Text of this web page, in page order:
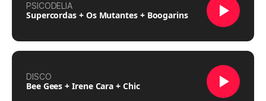
PSICODELIA
Supercordas + Os Mutantes + Boogarins
DISCO
Bee Gees + Irene Cara + Chic